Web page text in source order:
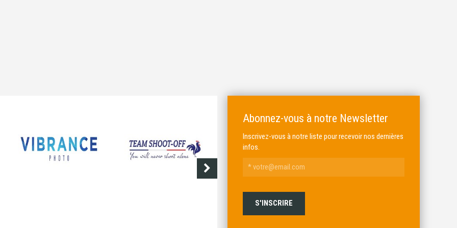
ALKAR
Abonnez-vous à notre Newsletter
Inscrivez-vous à notre liste pour recevoir nos dernières
infos.